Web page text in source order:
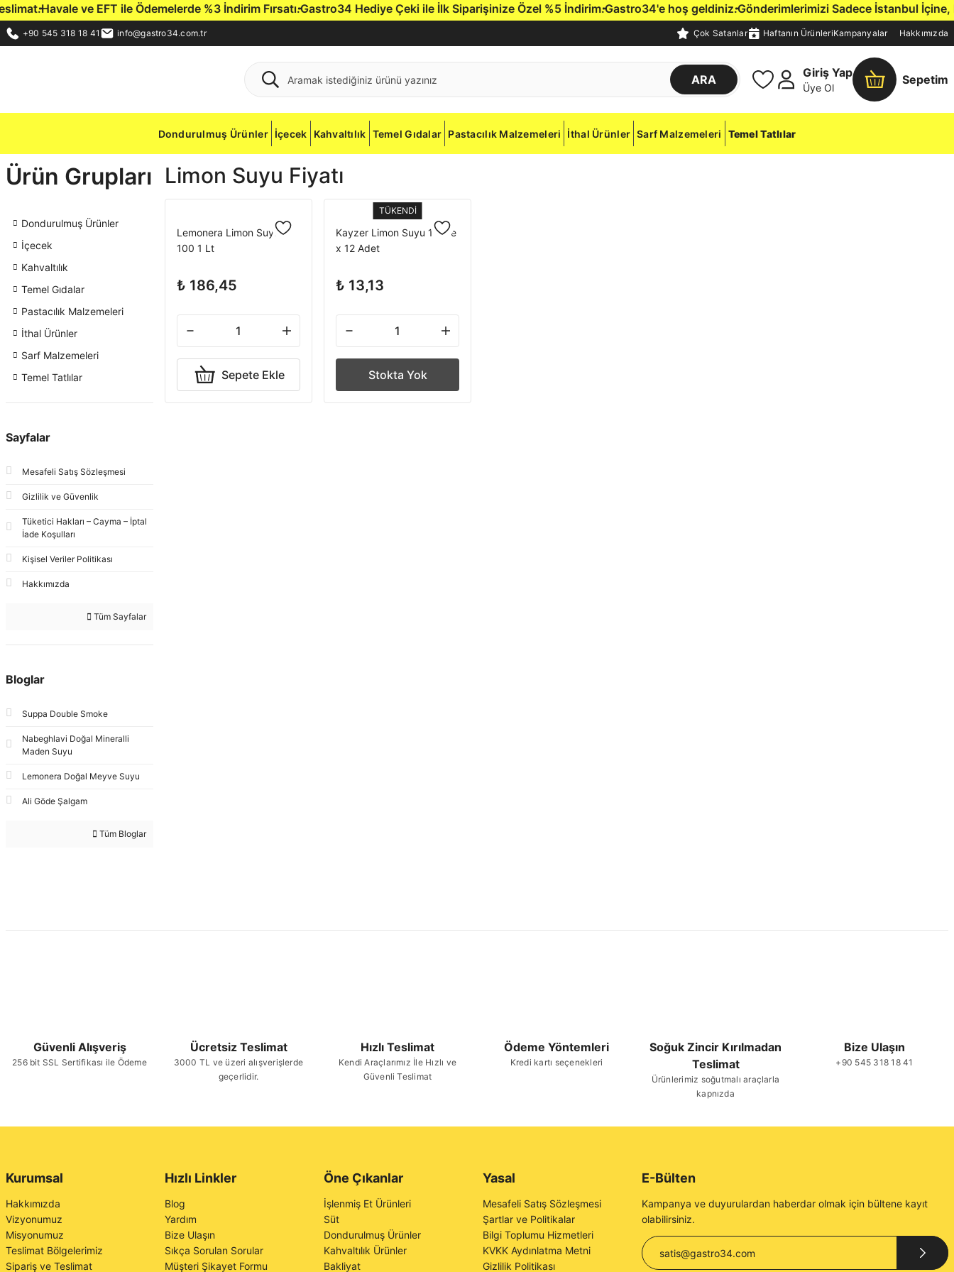
Havale ve EFT ile Ödemelerde %3 İndirim Fırsatı.Gastro34 Hediye Çeki ile İlk Siparişinize Özel %5 İndirim.Gastro34'e hoş geldiniz.Gönderimlerimizi Sadece İstanbul İçine,
+90 545 318 18 41 info@gastro34.com.tr Çok Satanlar Haftanın ÜrünleriKampanyalar Hakkımızda
ARA
Giriş Yap
Üye Ol
Sepetim
Dondurulmuş Ürünler İçecek Kahvaltılık Temel Gıdalar Pastacılık Malzemeleri İthal Ürünler Sarf Malzemeleri Temel Tatlılar
Ürün Grupları
Dondurulmuş Ürünler
İçecek
Kahvaltılık
Temel Gıdalar
Pastacılık Malzemeleri
İthal Ürünler
Sarf Malzemeleri
Temel Tatlılar
Sayfalar
Mesafeli Satış Sözleşmesi
Gizlilik ve Güvenlik
Tüketici Hakları – Cayma – İptal
İade Koşulları
Kişisel Veriler Politikası
Hakkımızda
Tüm Sayfalar
Bloglar
Suppa Double Smoke
Nabeghlavi Doğal Mineralli
Maden Suyu
Lemonera Doğal Meyve Suyu
Ali Göde Şalgam
Tüm Bloglar
Limon Suyu Fiyatı
Lemonera Limon Suyu %
100 1 Lt
₺ 186,45
Sepete Ekle
TÜKENDİ
Kayzer Limon Suyu 1 Litre
x 12 Adet
₺ 13,13
Stokta Yok
Güvenli Alışveriş
256 bit SSL Sertifikası ile Ödeme
Ücretsiz Teslimat
3000 TL ve üzeri alışverişlerde
geçerlidir.
Hızlı Teslimat
Kendi Araçlarımız İle Hızlı ve
Güvenli Teslimat
Ödeme Yöntemleri
Kredi kartı seçenekleri
Soğuk Zincir Kırılmadan
Teslimat
Ürünlerimiz soğutmalı araçlarla
kapnızda
Bize Ulaşın
+90 545 318 18 41
Kurumsal
Hakkımızda
Vizyonumuz
Misyonumuz
Teslimat Bölgelerimiz
Sipariş ve Teslimat
Hızlı Linkler
Blog
Yardım
Bize Ulaşın
Sıkça Sorulan Sorular
Müşteri Şikayet Formu
Öne Çıkanlar
İşlenmiş Et Ürünleri
Süt
Dondurulmuş Ürünler
Kahvaltılık Ürünler
Bakliyat
Yasal
Mesafeli Satış Sözleşmesi
Şartlar ve Politikalar
Bilgi Toplumu Hizmetleri
KVKK Aydınlatma Metni
Gizlilik Politikası
E-Bülten
Kampanya ve duyurulardan haberdar olmak için bültene kayıt
olabilirsiniz.